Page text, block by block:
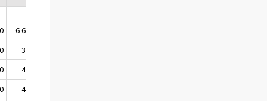
6 693 000
399 000
488 000
438 000